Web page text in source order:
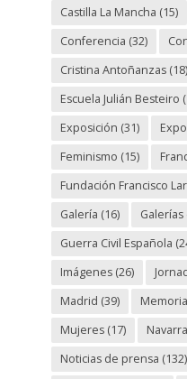
Castilla La Mancha (15)
Conferencia (32)
Cristina Antoñanzas(18)
Escuela Julián Besteiro
Exposición (31)
Feminismo (15)
Fundación Francisco
Galería (16) Galerías
Guerra Civil Española
Imágenes(26)
Madrid (39)
Mujeres(17) Navarra
Noticias de prensa (132)